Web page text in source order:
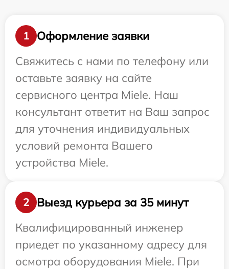
1
Оформление заявки
Свяжитесь с нами по телефону или
оставьте заявку на сайте
сервисного центра Miele. Наш
консультант ответит на Ваш запрос
для уточнения индивидуальных
условий ремонта Вашего
устройства Miele.
2
Выезд курьера за 35 минут
Квалифицированный инженер
приедет по указанному адресу для
осмотра оборудования Miele. При